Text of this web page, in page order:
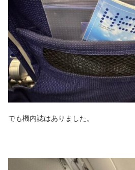
でも機内誌はありました。